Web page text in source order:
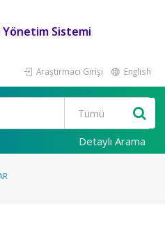
Sistemi
Araştırmacı Girişi English
Detaylı Arama